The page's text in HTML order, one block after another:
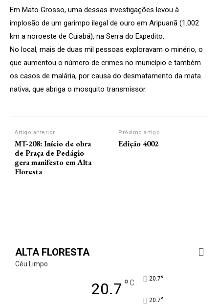
Em Mato Grosso, uma dessas investigações levou à
implosão de um garimpo ilegal de ouro em Aripuanã (1.002
km a noroeste de Cuiabá), na Serra do Expedito.
No local, mais de duas mil pessoas exploravam o minério, o
que aumentou o número de crimes no município e também
os casos de malária, por causa do desmatamento da mata
nativa, que abriga o mosquito transmissor.
Artigo anterior
MT-208: Início de obra
de Praça de Pedágio
gera manifesto em Alta
Floresta
Próximo artigo
Edição 4002
ALTA FLORESTA
Céu Limpo
20.7 °C 20.7°
20.7°